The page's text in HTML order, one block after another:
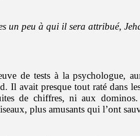
un peu à qui il sera attribué,
de tests à la psychologue,
Il avait presque tout raté dans
de chiffres, ni aux dominos.
plus amusants qui l’ont